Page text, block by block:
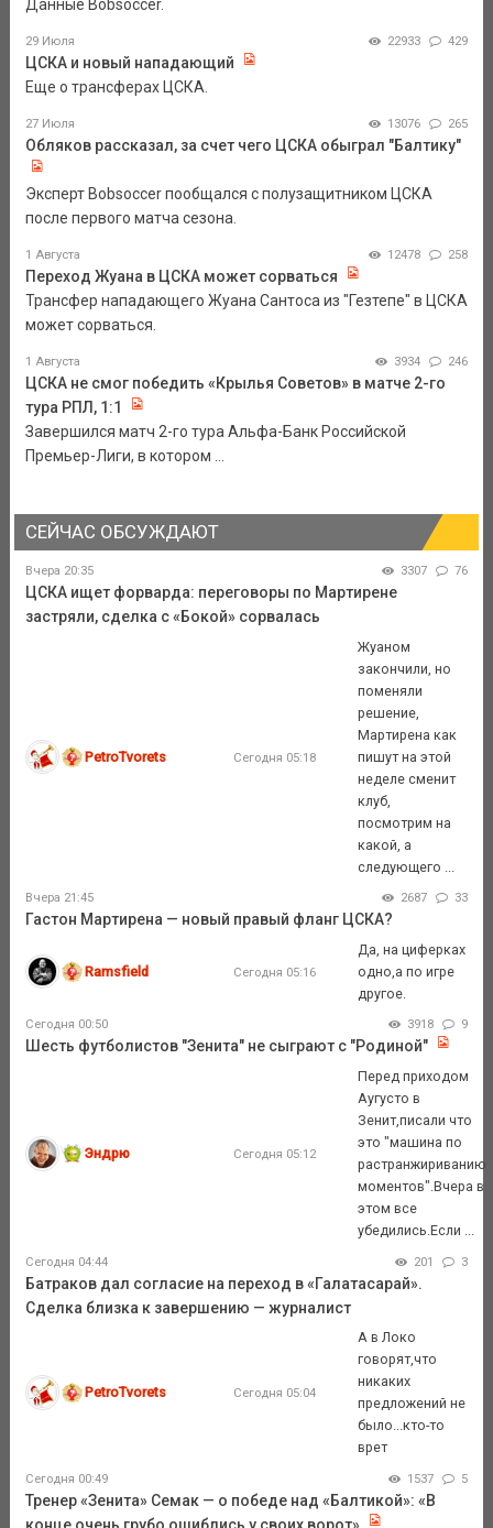
Данные Bobsoccer.
29 Июля 22933 429
ЦСКА и новый нападающий
Еще о трансферах ЦСКА.
27 Июля 13076 265
Обляков рассказал, за счет чего ЦСКА обыграл "Балтику"
Эксперт Bobsoccer пообщался с полузащитником ЦСКА
после первого матча сезона.
1 Августа 12478 258
Переход Жуана в ЦСКА может сорваться
Трансфер нападающего Жуана Сантоса из "Гезтепе" в ЦСКА
может сорваться.
1 Августа 3934 246
ЦСКА не смог победить «Крылья Советов» в матче 2-го
тура РПЛ, 1:1
Завершился матч 2-го тура Альфа-Банк Российской
Премьер-Лиги, в котором ...
СЕЙЧАС ОБСУЖДАЮТ
Вчера 20:35 3307 76
ЦСКА ищет форварда: переговоры по Мартирене
застряли, сделка с «Бокой» сорвалась
PetroTvorets Сегодня 05:18
Жуаном
закончили, но
поменяли
решение,
Мартирена как
пишут на этой
неделе сменит
клуб,
посмотрим на
какой, а
следующего ...
Вчера 21:45 2687 33
Гастон Мартирена — новый правый фланг ЦСКА?
Ramsfield Сегодня 05:16
Да, на циферках
одно,а по игре
другое.
Сегодня 00:50 3918 9
Шесть футболистов "Зенита" не сыграют с "Родиной"
Эндрю Сегодня 05:12
Перед приходом
Аугусто в
Зенит,писали что
это "машина по
растранжириванию
моментов".Вчера в
этом все
убедились.Если ...
Сегодня 04:44 201 3
Батраков дал согласие на переход в «Галатасарай».
Сделка близка к завершению — журналист
PetroTvorets Сегодня 05:04
А в Локо
говорят,что
никаких
предложений не
было...кто-то
врет
Сегодня 00:49 1537 5
Тренер «Зенита» Семак — о победе над «Балтикой»: «В
конце очень грубо ошиблись у своих ворот»